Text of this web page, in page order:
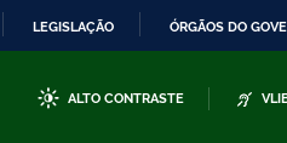
LEGISLAÇÃO ÓRGÃOS DO
ALTO CONTRASTE